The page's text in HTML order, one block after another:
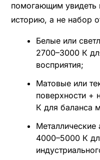
помогающим увидеть
историю, а не набор
Белые или
2700–3000 К
восприятия;
Матовые или
поверхности +
К для баланса
4000–5000 К